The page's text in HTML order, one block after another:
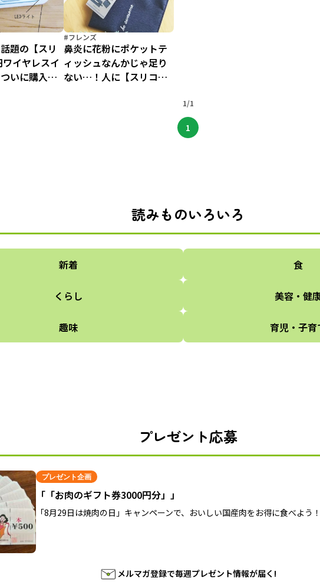
題の【スリ
イヤレスイ
いに購入→
#フレンズ
鼻炎に花粉にポケットテ
ィッシュなんかじゃ足り
ない…！人に【スリコ】
1/1
1
読みものいろいろ
新着 食
くらし 美容・健
趣味 育児・子育
プレゼント応募
プレゼント企画
「「お肉のギフト券3000円分」」
「8月29日は焼肉の日」キャンペーンで、おいしい国産肉をお得に食べよう
メルマガ登録で毎週プレゼント情報が届く!